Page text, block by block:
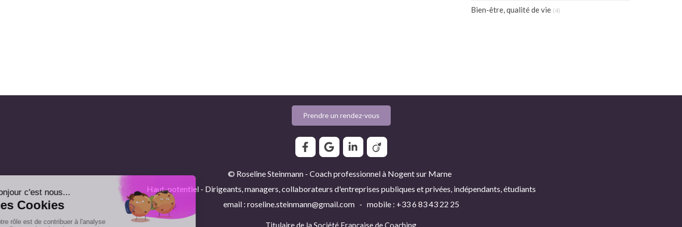
Bien-être, qualité de vie (4)
Prendre un rendez-vous
© Roseline Steinmann - Coach professionnel à Nogent sur Marne
Haut-potentiel - Dirigeants, managers, collaborateurs d'entreprises publiques et privées, indépendants, étudiants
email : roseline.steinmann@gmail.com - mobile : +33 6 83 43 22 25
Titulaire de la Société Française de Coaching